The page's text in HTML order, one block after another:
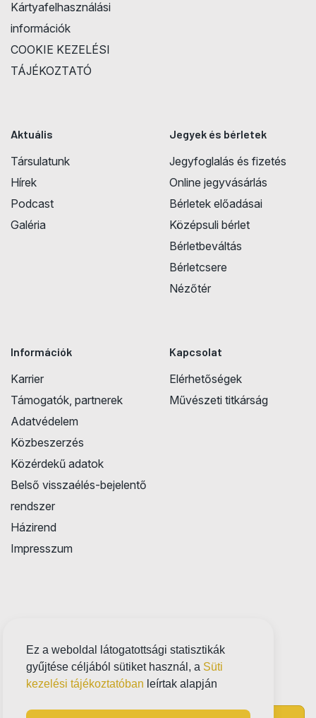
Ez a weboldal látogatottsági statisztikák
gyűjtése céljából sütiket használ, a Süti
kezelési tájékoztatóban leírtak alapján
Kártyafelhasználási
információk
COOKIE KEZELÉSI
TÁJÉKOZTATÓ
Aktuális
Társulatunk
Hírek
Podcast
Galéria
Jegyek és bérletek
Jegyfoglalás és fizetés
Online jegyvásárlás
Bérletek előadásai
Középsuli bérlet
Bérletbeváltás
Bérletcsere
Nézőtér
Információk
Karrier
Támogatók, partnerek
Adatvédelem
Közbeszerzés
Közérdekű adatok
Belső visszaélés-bejelentő
rendszer
Házirend
Impresszum
Kapcsolat
Elérhetőségek
Művészeti titkárság
Próbatábla